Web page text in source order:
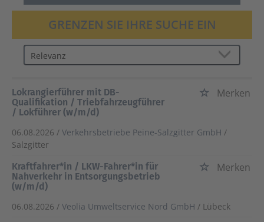
GRENZEN SIE IHRE SUCHE EIN
Lokrangierführer mit DB-
Qualifikation / Triebfahrzeugführer
/ Lokführer (w/m/d)
Merken
06.08.2026 / Verkehrsbetriebe Peine-Salzgitter GmbH /
Salzgitter
Kraftfahrer*in / LKW-Fahrer*in für
Nahverkehr in Entsorgungsbetrieb
(w/m/d)
Merken
06.08.2026 / Veolia Umweltservice Nord GmbH / Lübeck